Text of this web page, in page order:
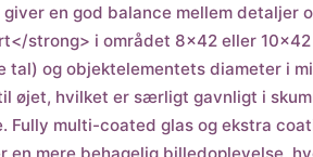
en god balance mellem detaljer
strong> i området 8×42 eller
tal) og objektelementets diameter i
øjet, hvilket er særligt gavnligt i
Fully multi-coated glas og ekstra
en mere behagelig billedoplevelse,